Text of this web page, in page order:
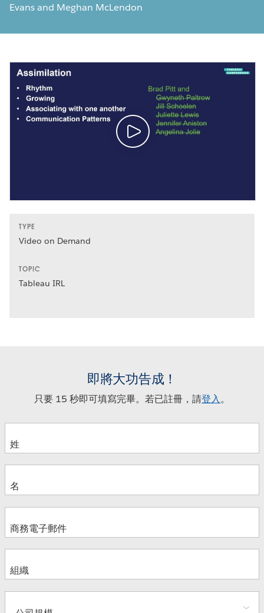
Evans and Meghan McLendon
TYPE
Video on Demand
TOPIC
Tableau IRL
即將大功告成！
只要 15 秒即可填寫完畢。若已註冊，請登入。